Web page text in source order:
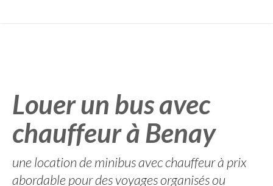
Louer un bus avec
chauffeur à Benay
une location de minibus avec chauffeur à prix
abordable pour des voyages organisés ou